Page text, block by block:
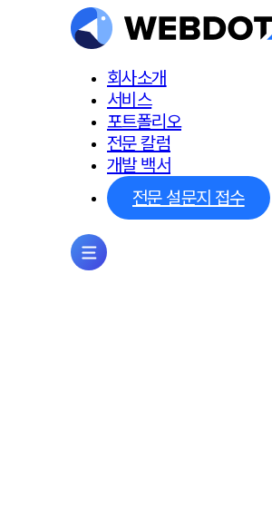
회사소개
서비스
포트폴리오
전문 칼럼
개발 백서
전문 설문지 접수